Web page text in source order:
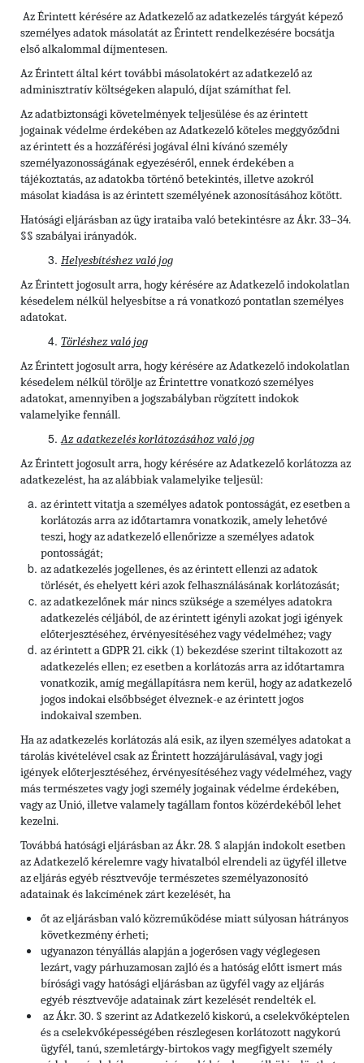
Az Érintett kérésére az Adatkezelő az adatkezelés tárgyát képező
személyes adatok másolatát az Érintett rendelkezésére bocsátja
első alkalommal díjmentesen.
Az Érintett által kért további másolatokért az adatkezelő az
adminisztratív költségeken alapuló, díjat számíthat fel.
Az adatbiztonsági követelmények teljesülése és az érintett
jogainak védelme érdekében az Adatkezelő köteles meggyőződni
az érintett és a hozzáférési jogával élni kívánó személy
személyazonosságának egyezéséről, ennek érdekében a
tájékoztatás, az adatokba történő betekintés, illetve azokról
másolat kiadása is az érintett személyének azonosításához kötött.
Hatósági eljárásban az ügy irataiba való betekintésre az Ákr. 33–34.
§§ szabályai irányadók.
Helyesbítéshez való jog
Az Érintett jogosult arra, hogy kérésére az Adatkezelő indokolatlan
késedelem nélkül helyesbítse a rá vonatkozó pontatlan személyes
adatokat.
Törléshez való jog
Az Érintettjogosult arra, hogy kérésére az Adatkezelő indokolatlan
késedelem nélkül törölje az Érintettre vonatkozó személyes
adatokat, amennyiben a jogszabályban rögzített indokok
valamelyike fennáll.
Az adatkezelés korlátozásához való jog
Az Érintett jogosult arra, hogy kérésére az Adatkezelő korlátozza az
adatkezelést, ha az alábbiak valamelyike teljesül:
az érintett vitatja a személyes adatok pontosságát, ez esetben a
korlátozás arra az időtartamra vonatkozik, amely lehetővé
teszi, hogy az adatkezelő ellenőrizze a személyes adatok
pontosságát;
az adatkezelés jogellenes, és az érintett ellenzi az adatok
törlését, és ehelyett kéri azok felhasználásának korlátozását;
az adatkezelőnek már nincs szüksége a személyes adatokra
adatkezelés céljából, de az érintett igényli azokat jogi igények
előterjesztéséhez, érvényesítéséhez vagy védelméhez; vagy
az érintett a GDPR 21. cikk (1) bekezdése szerint tiltakozott az
adatkezelés ellen; ez esetben a korlátozás arra az időtartamra
vonatkozik, amíg megállapításra nem kerül, hogy az adatkezelő
jogos indokai elsőbbséget élveznek-e az érintett jogos
indokaival szemben.
Ha az adatkezelés korlátozás alá esik, az ilyen személyes adatokat a
tárolás kivételével csak az Érintett hozzájárulásával, vagy jogi
igények előterjesztéséhez, érvényesítéséhez vagy védelméhez, vagy
más természetes vagy jogi személy jogainak védelme érdekében,
vagy az Unió, illetve valamely tagállam fontos közérdekéből lehet
kezelni.
Továbbá hatósági eljárásban az Ákr. 28. § alapján indokolt esetben
az Adatkezelő kérelemre vagy hivatalból elrendeli az ügyfél illetve
az eljárás egyéb résztvevője természetes személyazonosító
adatainak és lakcímének zárt kezelését, ha
őt az eljárásban való közreműködése miatt súlyosan hátrányos
következmény érheti;
ugyanazon tényállás alapján a jogerősen vagy véglegesen
lezárt, vagy párhuzamosan zajló és a hatóság előtt ismert más
bírósági vagy hatósági eljárásban az ügyfél vagy az eljárás
egyéb résztvevője adatainak zárt kezelését rendelték el.
az Ákr. 30. § szerint az Adatkezelő kiskorú, a cselekvőképtelen
és a cselekvőképességében részlegesen korlátozott nagykorú
ügyfél, tanú, szemletárgy-birtokos vagy megfigyelt személy